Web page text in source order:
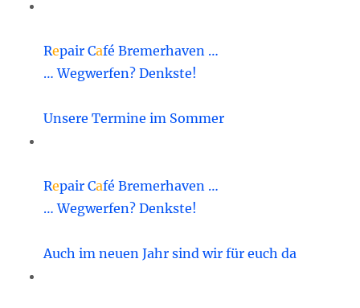
Repair Café Bremerhaven …
… Wegwerfen? Denkste!
Unsere Termine im Sommer
Repair Café Bremerhaven …
… Wegwerfen? Denkste!
Auch im neuen Jahr sind wir für euch da